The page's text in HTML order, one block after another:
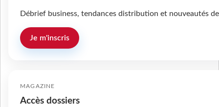
Débrief business, tendances distribution et nouveautés
Je m'inscris
MAGAZINE
Accès dossiers